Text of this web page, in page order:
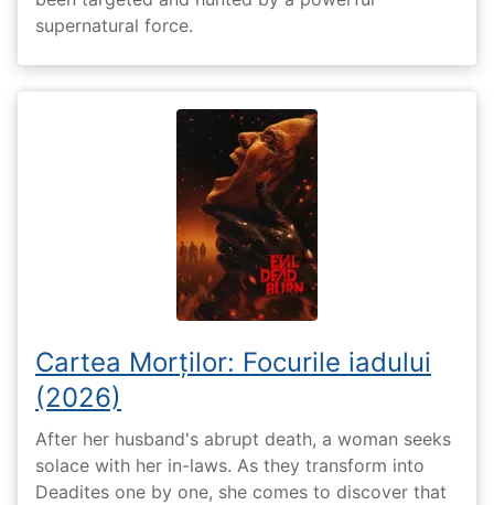
supernatural force.
Cartea Morților: Focurile iadului
(2026)
After her husband's abrupt death, a woman seeks
solace with her in-laws. As they transform into
Deadites one by one, she comes to discover that